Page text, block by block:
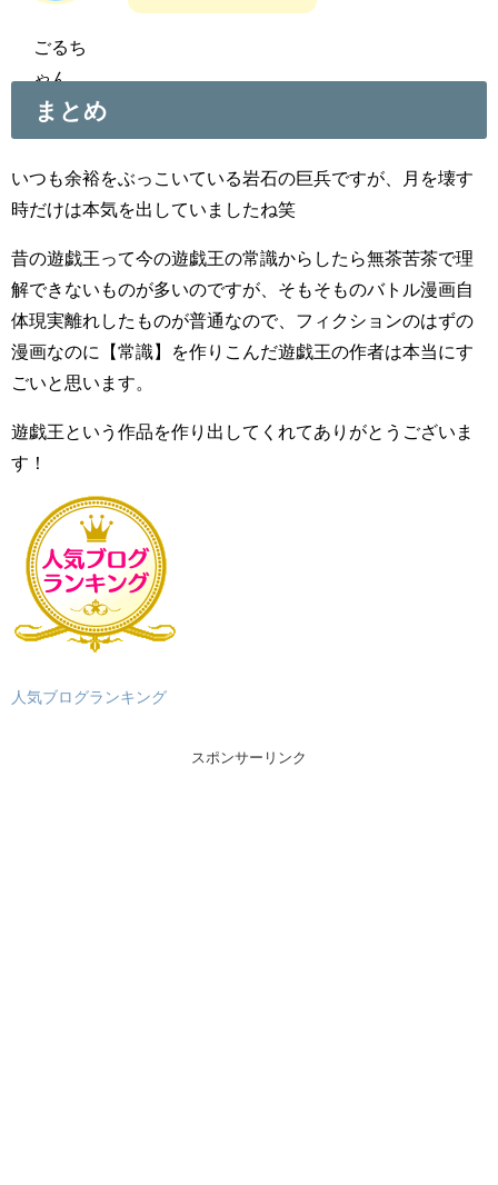
ごるち
ゃん
まとめ
いつも余裕をぶっこいている岩石の巨兵ですが、月を壊す
時だけは本気を出していましたね笑
昔の遊戯王って今の遊戯王の常識からしたら無茶苦茶で理
解できないものが多いのですが、そもそものバトル漫画自
体現実離れしたものが普通なので、フィクションのはずの
漫画なのに【常識】を作りこんだ遊戯王の作者は本当にす
ごいと思います。
遊戯王という作品を作り出してくれてありがとうございま
す！
人気ブログランキング
スポンサーリンク